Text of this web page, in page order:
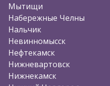
Мытищи
Набережные Челны
Нальчик
Невинномысск
Нефтекамск
Нижневартовск
Нижнекамск